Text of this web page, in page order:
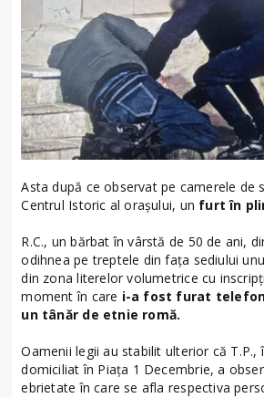
Asta după ce observat pe camerele de
Centrul Istoric al orașului, un furt în
R.C., un bărbat în vârstă de 50 de ani,
odihnea pe treptele din fața sediului
din zona literelor volumetrice cu
moment în care i-a fost furat
un tânăr de etnie romă.
Oamenii legii au stabilit ulterior că T.P.,
domiciliat în Piața 1 Decembrie, a
ebrietate în care se afla respectiva